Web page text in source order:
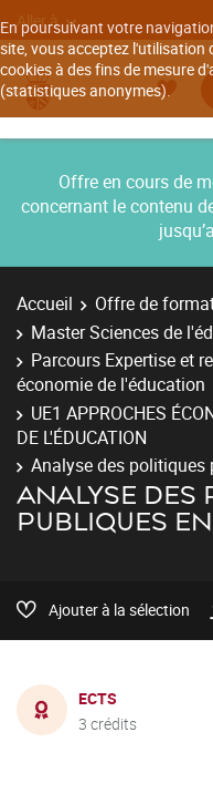
En poursuivant votre
site, vous acceptez l'utilisation
cookies à des fins de mesure
(statistiques anonymes).
Aller à
Offre en cours de
concernant le contenu
Accueil Offre de
Master Sciences de
Parcours Expertise et
économie de l'éducation
UE1 APPROCHES
DE L'ÉDUCATION
Analyse des politiques
ANALYSE DES
PUBLIQUES
Ajouter à la sélection
ECTS
3 crédits